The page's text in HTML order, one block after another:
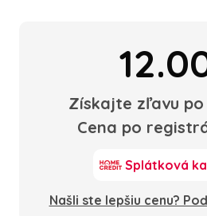
Získajte zľavu
Cena po
Splátková
Našli ste lepšiu cenu?